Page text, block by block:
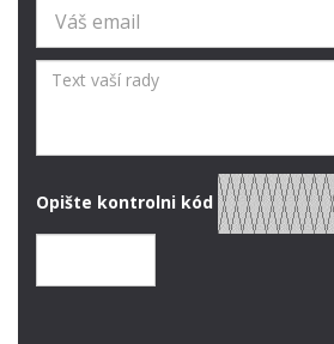
Opište kontrolni kód